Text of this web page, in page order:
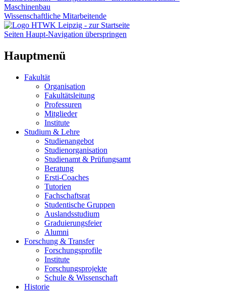
Maschinenbau
Wissenschaftliche Mitarbeitende
Seiten Haupt-Navigation überspringen
Hauptmenü
Fakultät
Organisation
Fakultätsleitung
Professuren
Mitglieder
Institute
Studium & Lehre
Studienangebot
Studienorganisation
Studienamt & Prüfungsamt
Beratung
Ersti-Coaches
Tutorien
Fachschaftsrat
Studentische Gruppen
Auslandsstudium
Graduierungsfeier
Alumni
Forschung & Transfer
Forschungsprofile
Institute
Forschungsprojekte
Schule & Wissenschaft
Historie